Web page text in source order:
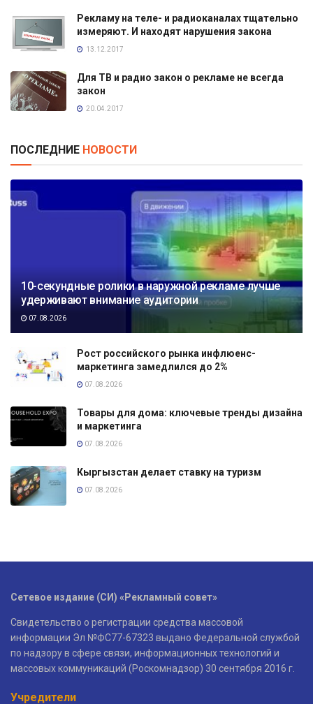
Рекламу на теле- и радиоканалах тщательно
измеряют. И находят нарушения закона
13.12.2017
Для ТВ и радио закон о рекламе не всегда
закон
20.04.2017
ПОСЛЕДНИЕ НОВОСТИ
10-секундные ролики в наружной рекламе лучше
удерживают внимание аудитории
07.08.2026
Рост российского рынка инфлюенс-
маркетинга замедлился до 2%
07.08.2026
Товары для дома: ключевые тренды дизайна
и маркетинга
07.08.2026
Кыргызстан делает ставку на туризм
07.08.2026
Сетевое издание (СИ) «Рекламный совет»
Свидетельство о регистрации средства массовой
информации Эл №ФС77-67323 выдано Федеральной службой
по надзору в сфере связи, информационных технологий и
массовых коммуникаций (Роскомнадзор) 30 сентября 2016 г.
Учредители